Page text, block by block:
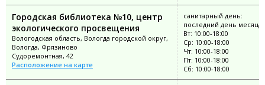
Городская библиотека №10, центр
экологического просвещения
Вологодская область, Вологда городской округ,
Вологда, Фрязиново
Судоремонтная, 42
Расположение на карте
санитарный день:
последний день месяца
Вт: 10:00-18:00
Ср: 10:00-18:00
Чт: 10:00-18:00
Пт: 10:00-18:00
Сб: 10:00-18:00